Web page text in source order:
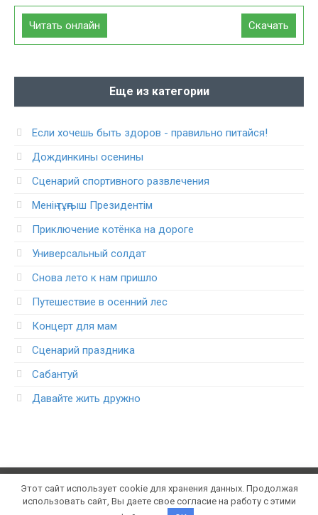
Скачать
Читать онлайн
Еще из категории
Если хочешь быть здоров - правильно питайся!
Дождинкины осенины
Сценарий спортивного развлечения
Менің тұңғыш Президентім
Приключение котёнка на дороге
Универсальный солдат
Снова лето к нам пришло
Путешествие в осенний лес
Концерт для мам
Сценарий праздника
Сабантуй
Давайте жить дружно
© 2021 Konspektum.ru. Все права защищены. Портал
школьных конспектов уроков
Этот сайт использует cookie для хранения данных. Продолжая
использовать сайт, Вы даете свое согласие на работу с этими